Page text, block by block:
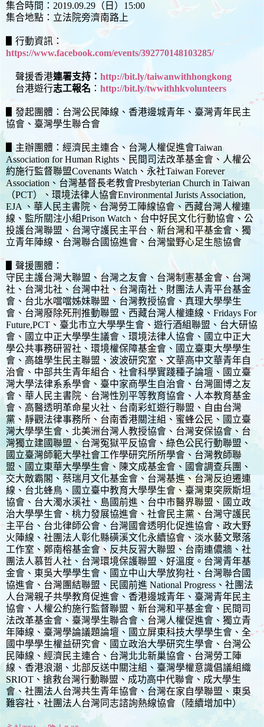
集合時間：2019.09.29（日）15:00
集合地點：立法院旁濟南路上
▋行動資訊：
https://www.facebook.com/events/392770148103285/
聲援香港連署支持： http://bit.ly/taiwanwithhongkong
台港遊行志工報名 ： http://bit.ly/twwithhkvolunteers
▋發起團體：台灣公民陣線、香港邊城青年、臺灣青年民主
協會、臺灣學生聯合會
▋主辦團體：經濟民主連合、台灣人權促進會Taiwan
Association for Human Rights、民間司法改革基金會、人權公
約施行監督聯盟Covenants Watch、永社Taiwan Forever
Association、台灣基督長老教會Presbyterian Church in Taiwan
（PCT）、環境法律人協會Environmental Jurists Association,
EJA 、華人民主書院、台灣勞工陣線協會、西藏台灣人權連
線、監所關注小組Prison Watch、台中好民文化行動協會、公
投護台灣聯盟、台灣守護民主平台、新台灣和平基金會、獨
立青年陣線、台灣聯合國協進會、台灣蠻野心足生態協會
▋聲援團體：
守民主護台灣大聯盟、台灣之友會、台灣制憲基金會、台灣
社、台灣北社、台灣中社、台灣南社、財團法人青平台基金
會、台北水噹噹姊妹聯盟、台灣教授協會、真理大學學生
會、台灣廢除死刑推動聯盟、西藏台灣人權連線、Fridays For
Future,PCT、臺北市立大學學生會、遊行酒組聯盟、台大研協
會、國立中正大學學生議會、環境法律人協會、國立中正大
學公共事務研習社、環境權保障基金會、國立臺東大學學生
會、高雄學生民主聯盟、波波研究室、文華高中文華青年自
治會、中部共生青年組合、社會科學實踐種子論壇、國立臺
灣大學法律系系學會、臺中家商學生自治會、台灣圖博之友
會、華人民主書院、台灣性別平等教育協會、人本教育基金
會、高醫透明革命星火社、台南彩虹遊行聯盟、自由台灣
黨、靜觀法律事務所、台南香港關注組、蜜蜂公民、國立臺
灣大學學生會、北美洲台灣人教授協會、台灣安保協會、台
灣獨立建國聯盟、台灣冤獄平反協會、綠色公民行動聯盟、
國立臺灣師範大學社會工作學研究所所學會、台灣教師聯
盟、國立東華大學學生會、陳文成基金會、國會調查兵團、
交大敵霸閣、蔡瑞月文化基金會、台灣基進、台灣反迫遷連
線、台北蜂鳥、國立臺中教育大學學生會、臺灣東突厥斯坦
協會、台大濁水溪社、島國前進、台中市醫界聯盟、國立政
治大學學生會、桃力發展協進會、社會民主黨、台灣守護民
主平台、台北律師公會、台灣國會透明化促進協會、政大野
火陣線、社團法人彰化縣磺溪文化永續協會、淡水藝文聚落
工作室、鄭南榕基金會、反共反習大聯盟、台南連儂牆、社
團法人慕哲人社、台灣環境保護聯盟、好溫度。台灣青年基
金會、東吳大學學生會、國立中山大學放狗社、台灣聯合國
協進會、台灣團結聯盟、民國前進 National Progress、社團法
人台灣親子共學教育促進會、香港邊城青年、臺灣青年民主
協會、人權公約施行監督聯盟、新台灣和平基金會、民間司
法改革基金會、臺灣學生聯合會、台灣人權促進會、獨立青
年陣線、臺灣學論議題論壇、國立屏東科技大學學生會、全
國中學學生權益研究會、國立政治大學研究生學會、台灣公
民陣線、經濟民主連合、台灣北北新巢協會、台灣勞工陣
線、香港浪潮、北部反送中關注組、臺灣學權意識倡議組織
SRIOT、搶救台灣行動聯盟、成功高中代聯會、成大學生
會、社團法人台灣共生青年協會、台灣在家自學聯盟、東吳
難容社、社團法人台灣同志諮詢熱線協會（陸續增加中）